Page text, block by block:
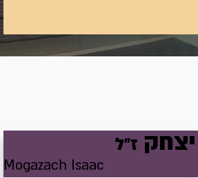
יצחק ז"ל
Mogazach Isaac